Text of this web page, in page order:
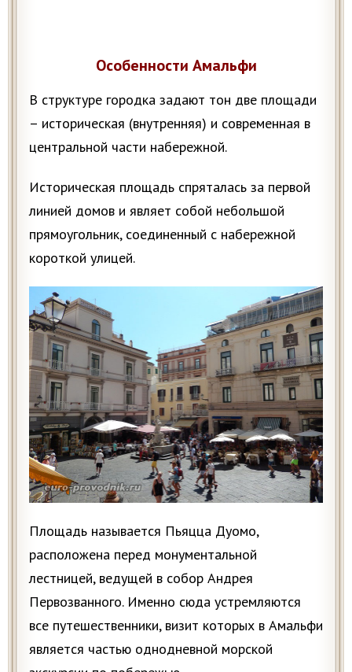
Особенности Амальфи
В структуре городка задают тон две площади
– историческая (внутренняя) и современная в
центральной части набережной.
Историческая площадь спряталась за первой
линией домов и являет собой небольшой
прямоугольник, соединенный с набережной
короткой улицей.
Площадь называется Пьяцца Дуомо,
расположена перед монументальной
лестницей, ведущей в собор Андрея
Первозванного. Именно сюда устремляются
все путешественники, визит которых в Амальфи
является частью однодневной морской